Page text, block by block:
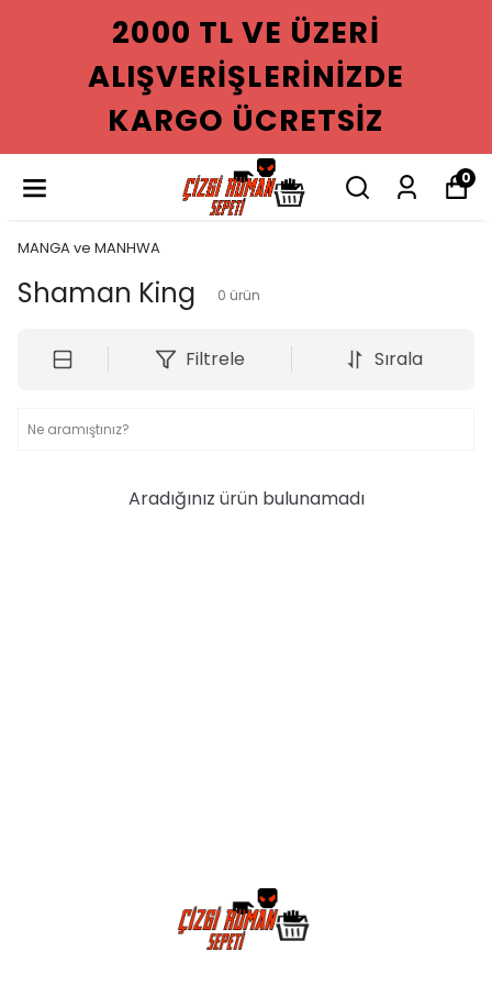
2000 TL VE ÜZERI
ALIŞVERIŞLERINIZDE
KARGO ÜCRETSIZ
0
MANGA ve MANHWA
Shaman King 0 ürün
Filtrele Sırala
Aradığınız ürün bulunamadı